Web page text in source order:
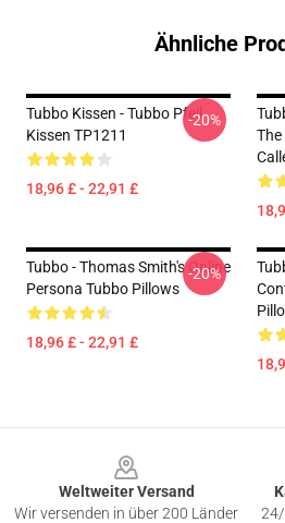
Ähnliche
Tubbo Kissen - Tubbo Pfeil
Kissen TP1211
18,96 £ - 22,91 £
-20%
The
Tubbo - Thomas Smith's Online
Persona Tubbo Pillows
18,96 £ - 22,91 £
-20%
Weltweiter Versand
Wir versenden in über 200 Länder
24/